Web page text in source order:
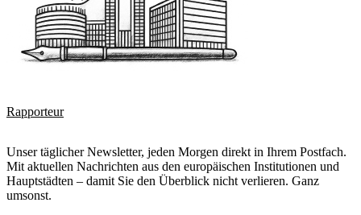
Rapporteur
Unser täglicher Newsletter, jeden Morgen direkt in Ihrem Postfach.
Mit aktuellen Nachrichten aus den europäischen Institutionen und
Hauptstädten – damit Sie den Überblick nicht verlieren. Ganz
umsonst.